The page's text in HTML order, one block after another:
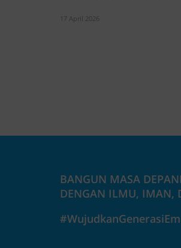
17 April 2026
BANGUN MASA
DENGAN ILMU, IMAN,